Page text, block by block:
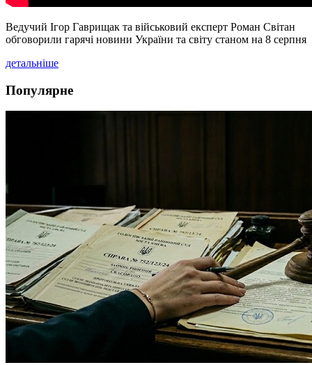
Ведучий Ігор Гаврищак та військовий експерт Роман Світан
обговорили гарячі новини України та світу станом на 8 серпня
детальніше
Популярне